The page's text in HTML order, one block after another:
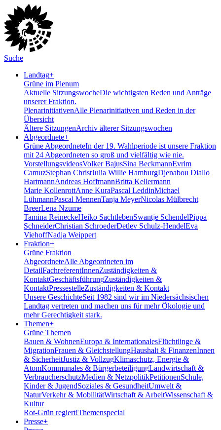
Suche
Landtag+
Grüne im Plenum
Aktuelle SitzungswocheDie wichtigsten Reden und Anträge
unserer Fraktion.
PlenarinitiativenAlle Plenarinitiativen und Reden in der
Übersicht
Ältere SitzungenArchiv älterer Sitzungswochen
Abgeordnete+
Grüne AbgeordneteIn der 19. Wahlperiode ist unsere Fraktion
mit 24 Abgeordneten so groß und vielfältig wie nie.
VorstellungsvideosVolker BajusSina BeckmannEvrim
CamuzStephan ChristJulia Willie HamburgDjenabou Diallo
HartmannAndreas HoffmannBritta Kellermann
Marie KollenrottAnne KuraPascal LeddinMichael
LühmannPascal MennenTanja MeyerNicolas Mülbrecht
BreerLena Nzume
Tamina ReineckeHeiko SachtlebenSwantje SchendelPippa
SchneiderChristian SchroederDetlev Schulz-HendelEva
ViehoffNadja Weippert
Fraktion+
Grüne Fraktion
AbgeordneteAlle Abgeordneten im
DetailFachreferentInnenZuständigkeiten &
KontaktGeschäftsführungZuständigkeiten &
KontaktPressestelleZuständigkeiten & Kontakt
Unsere GeschichteSeit 1982 sind wir im Nieder­sächsischen
Landtag vertreten und machen uns für mehr Ökologie und
mehr Gerechtigkeit stark.
Themen+
Grüne Themen
Bauen & WohnenEuropa & InternationalesFlüchtlinge &
MigrationFrauen & GleichstellungHaushalt & FinanzenInnen
& SicherheitJustiz & VollzugKlimaschutz, Energie &
AtomKommunales & BürgerbeteiligungLandwirtschaft &
VerbraucherschutzMedien & NetzpolitikPetitionenSchule,
Kinder & JugendSoziales & GesundheitUmwelt &
NaturVerkehr & MobilitätWirtschaft & ArbeitWissenschaft &
Kultur
Rot-Grün regiert!Themenspecial
Presse+